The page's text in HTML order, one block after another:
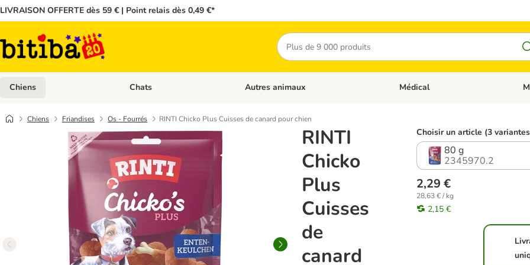
LIVRAISON OFFERTE dès 59 € | Point relais dès 0,49 €*
Rechercher
Chiens Dérouler les catégories: Chiens
Chats Dérouler les catégories: Chats
Autres animaux Dérouler les catégories: Autres
Médical
Chiens Friandises Os - Fourrés RINTI Chicko Plus Cuisses de canard pour chien
RINTI
Chicko
Plus
Cuisses
de
canard
Choisir un article (3
80 g
2345970.2
2,29 €
28,63 € / kg
2,15 €